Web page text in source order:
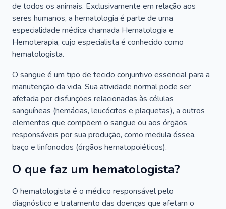
de todos os animais. Exclusivamente em relação aos
seres humanos, a hematologia é parte de uma
especialidade médica chamada Hematologia e
Hemoterapia, cujo especialista é conhecido como
hematologista.
O sangue é um tipo de tecido conjuntivo essencial para a
manutenção da vida. Sua atividade normal pode ser
afetada por disfunções relacionadas às células
sanguíneas (hemácias, leucócitos e plaquetas), a outros
elementos que compõem o sangue ou aos órgãos
responsáveis por sua produção, como medula óssea,
baço e linfonodos (órgãos hematopoiéticos).
O que faz um hematologista?
O hematologista é o médico responsável pelo
diagnóstico e tratamento das doenças que afetam o